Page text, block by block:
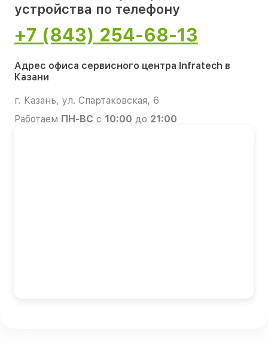
устройства по телефону
+7 (843) 254-68-13
Адрес офиса сервисного центра Infratech в
Казани
г. Казань, ул. Спартаковская, 6
Работаем ПН-ВС с 10:00 до 21:00